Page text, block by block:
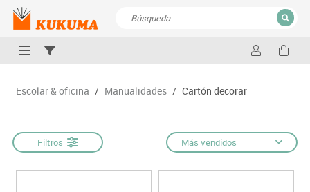
CERRAR
Escolar & oficina / Manualidades / Cartón decorar
Filtros Más vendidos